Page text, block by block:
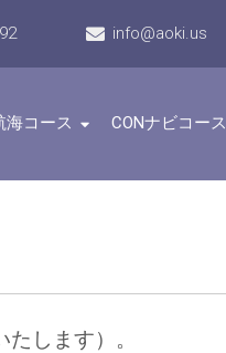
info@aoki.us
海コース CONナビコース
します）。